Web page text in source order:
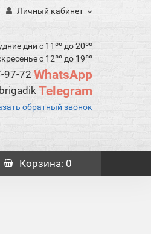
Личный кабинет
дни с 11ºº до 20ºº
с 12ºº до 19ºº
97-72 WhatsApp
Telegram
обратный звонок
Корзина: 0